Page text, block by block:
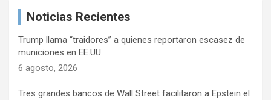
Noticias Recientes
Trump llama “traidores” a quienes reportaron escasez de
municiones en EE.UU.
6 agosto, 2026
Tres grandes bancos de Wall Street facilitaron a Epstein el